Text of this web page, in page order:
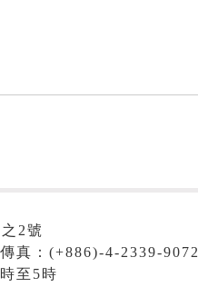
2號
真：(+886)-4-2339-9072
至5時